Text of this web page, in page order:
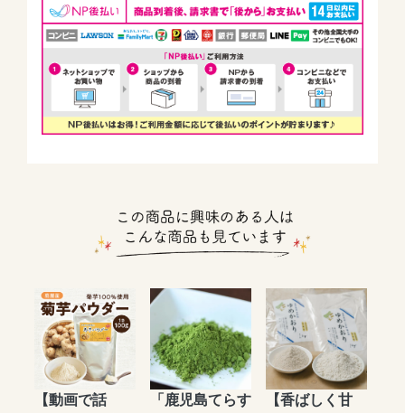
【動画で話
「鹿児島てらす
【香ばしく甘